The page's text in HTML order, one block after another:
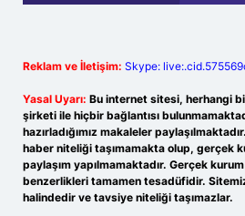
Reklam ve İletişim: Skype:
Yasal Uyarı: Bu internet sitesi, herhangi
şirketi ile hiçbir bağlantısı
hazırladığımız makaleler
haber niteliği taşımamakta olup, gerçek
paylaşım yapılmamaktadır. Gerçek
benzerlikleri tamamen tesadüfidir.
halindedir ve tavsiye niteliği taşımazlar.